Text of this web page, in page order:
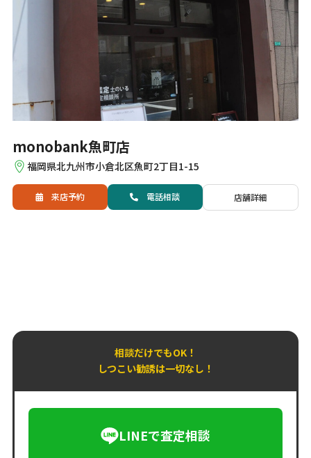
monobank魚町店
福岡県北九州市小倉北区魚町2丁目1-15
来店予約 電話相談 店舗詳細
相談だけでもOK！
しつこい勧誘は一切なし！
LINEで査定相談